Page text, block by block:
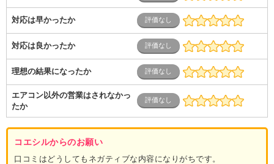
対応は早かったか
対応は良かったか
理想の結果になったか
エアコン以外の営業はされなかっ
たか
コエシルからのお願い
口コミはどうしてもネガティブな内容になりがちです。